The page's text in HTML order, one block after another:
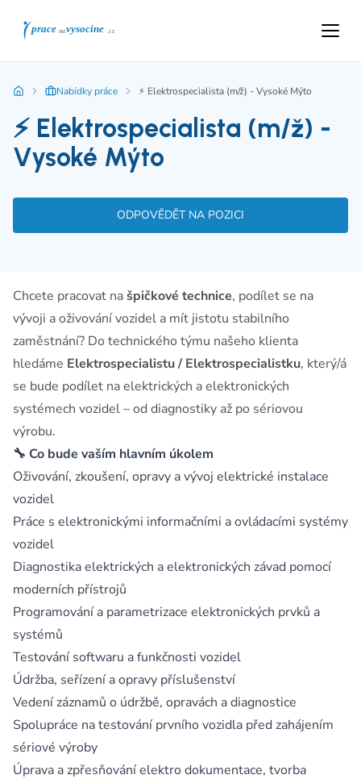
Nabídky práce ⚡ Elektrospecialista (m/ž) - Vysoké Mýto
⚡ Elektrospecialista (m/ž) -
Vysoké Mýto
ODPOVĚDĚT NA POZICI
Chcete pracovat našpičkové technice, podílet se na
vývoji a oživování vozidel a mít jistotu stabilního
zaměstnání? Do technického týmu našeho klienta
hledáme Elektrospecialistu / Elektrospecialistku, který/á
se bude podílet na elektrických a elektronických
systémech vozidel – od diagnostiky až po sériovou
výrobu.
🔧 Co bude vaším hlavním úkolem
Oživování, zkoušení, opravy a vývoj elektrické instalace
vozidel
Práce s elektronickými informačními a ovládacími systémy
vozidel
Diagnostika elektrických a elektronických závad pomocí
moderních přístrojů
Programování a parametrizace elektronických prvků a
systémů
Testování softwaru a funkčnosti vozidel
Údržba, seřízení a opravy příslušenství
Vedení záznamů o údržbě, opravách a diagnostice
Spolupráce na testování prvního vozidla před zahájením
sériové výroby
Úprava a zpřesňování elektro dokumentace, tvorba